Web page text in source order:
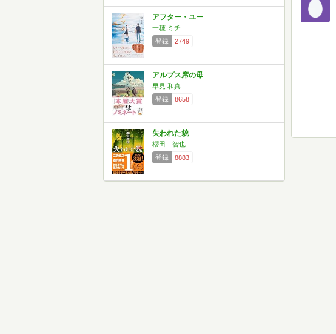
アフター・ユー
一穂 ミチ
登録
2749
アルプス席の母
早見 和真
登録
8658
失われた貌
櫻田 智也
登録
8883